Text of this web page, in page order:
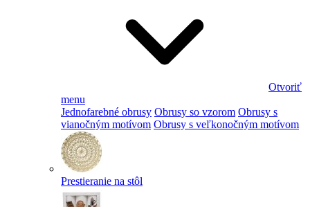
Otvoriť
menu
Jednofarebné obrusy Obrusy so vzorom Obrusy s
vianočným motívom Obrusy s veľkonočným motívom
Prestieranie na stôl